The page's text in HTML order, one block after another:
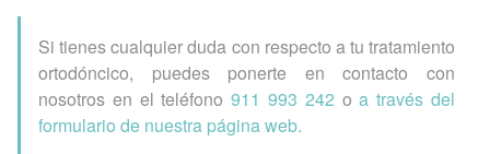
Si tienes cualquier duda con respecto a tu tratamiento
ortodóncico, puedes ponerte en contacto con
nosotros en el teléfono911 993 242 oa través del
formulario de nuestra página web.